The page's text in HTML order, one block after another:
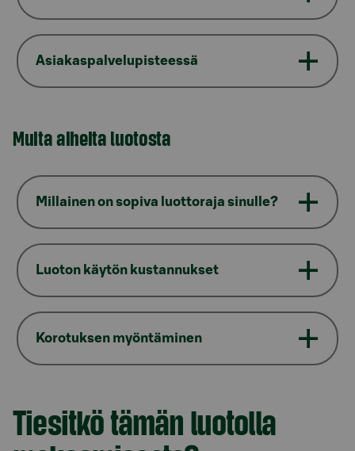
Asiakaspalvelupisteessä
Muita aiheita luotosta
Millainen on sopiva luottoraja sinulle?
Luoton käytön kustannukset
Korotuksen myöntäminen
Tiesitkö tämän luotolla